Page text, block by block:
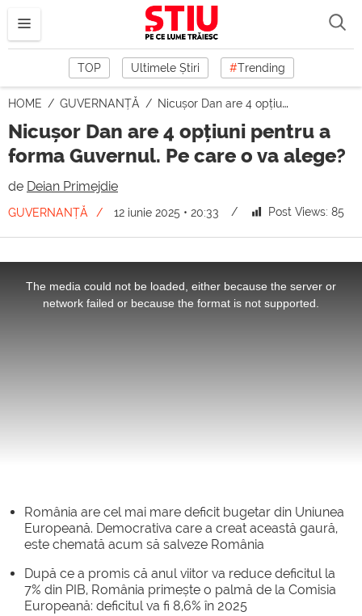
TOP Ultimele Știri #Trending
HOME GUVERNANȚĂ Nicușor Dan are 4 opțiuni pentru a forma Guvernul. Pe care o va alege?
Nicușor Dan are 4 opțiuni pentru a
forma Guvernul. Pe care o va alege?
de Deian Primejdie
GUVERNANȚĂ 12 iunie 2025 • 20:33 Post Views: 85
The media could not be loaded, either because the server or
network failed or because the format is not supported.
România are cel mai mare deficit bugetar din Uniunea
Europeană. Democrativa care a creat această gaură,
este chemată acum să salveze România
După ce a promis că anul viitor va reduce deficitul la
7% din PIB, România primește o palmă de la Comisia
Europeană: deficitul va fi 8,6% în 2025